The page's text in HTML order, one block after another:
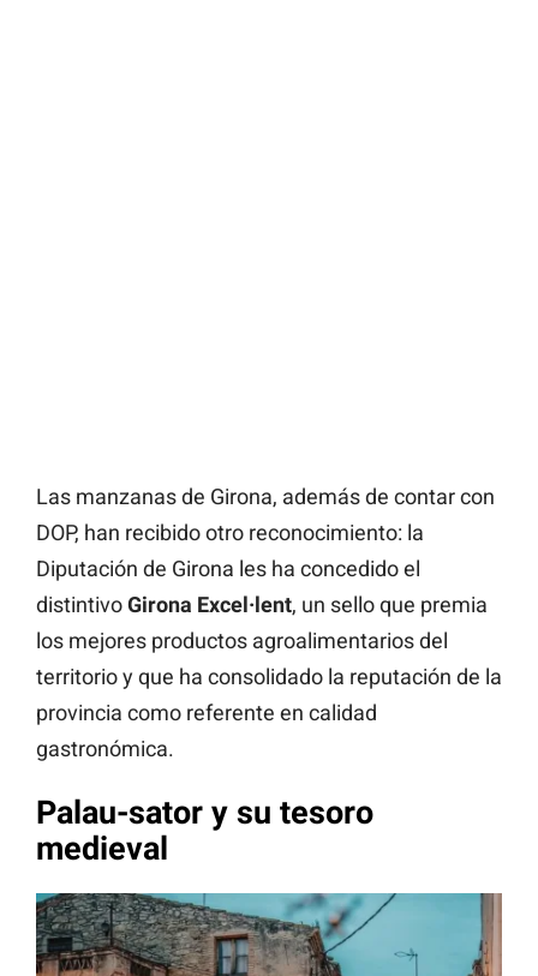
Las manzanas de Girona, además de contar con
DOP, han recibido otro reconocimiento: la
Diputación de Girona les ha concedido el
distintivoGirona Excel·lent, un sello que premia
los mejores productos agroalimentarios del
territorio y que ha consolidado la reputación de la
provincia como referente en calidad
gastronómica.
Palau-sator y su tesoro
medieval